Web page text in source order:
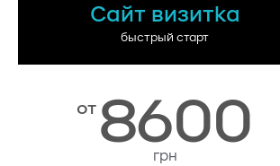
Сайт визитка
быстрый старт
от 8600
грн